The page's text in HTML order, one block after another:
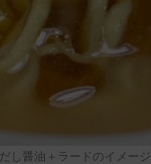
だし醤油＋ラードのイメージ